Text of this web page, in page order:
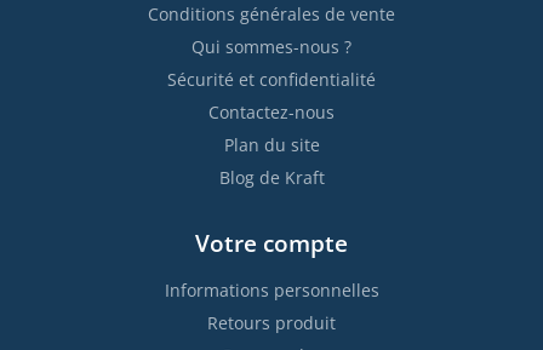
Conditions générales de vente
Qui sommes-nous ?
Sécurité et confidentialité
Contactez-nous
Plan du site
Blog de Kraft
Votre compte
Informations personnelles
Retours produit